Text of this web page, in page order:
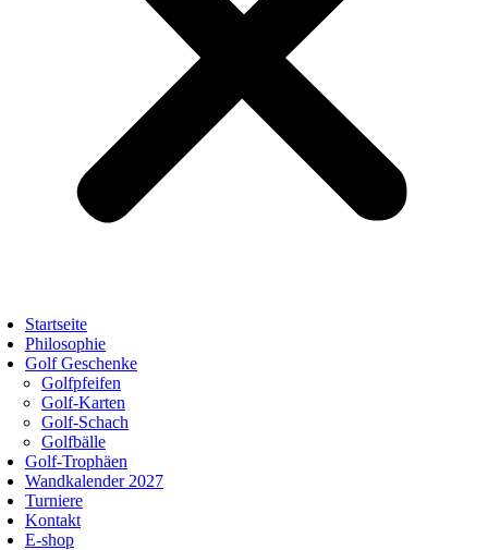
Startseite
Philosophie
Golf Geschenke
Golfpfeifen
Golf-Karten
Golf-Schach
Golfbälle
Golf-Trophäen
Wandkalender 2027
Turniere
Kontakt
E-shop